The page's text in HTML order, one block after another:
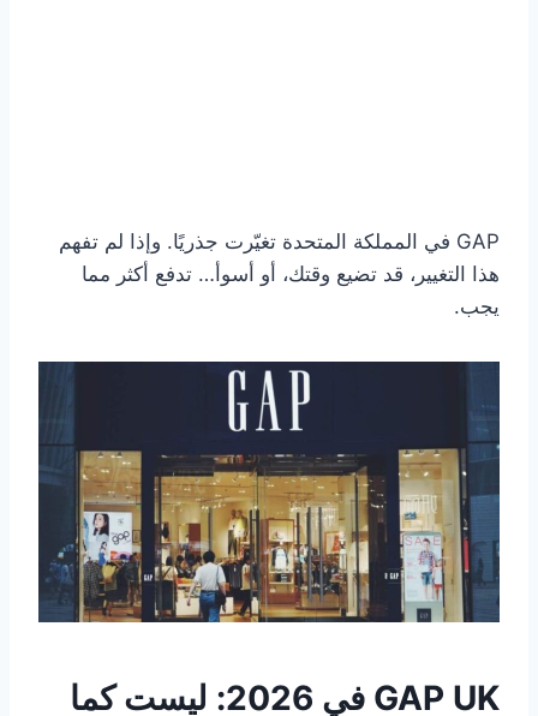
GAP في المملكة المتحدة تغيّرت جذريًا. وإذا لم تفهم
هذا التغيير، قد تضيع وقتك، أو أسوأ… تدفع أكثر مما
يجب.
GAP UK في 2026: ليست كما